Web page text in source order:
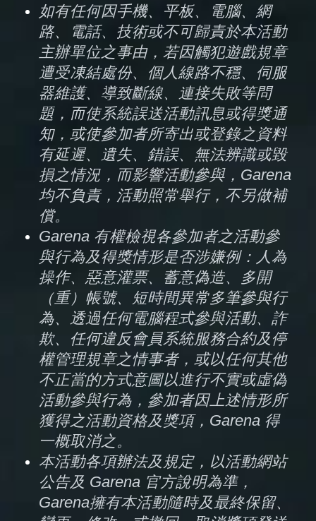
如有任何因手機、平板、電腦、網
路、電話、技術或不可歸責於本活動
主辦單位之事由，若因觸犯遊戲規章
遭受凍結處份、個人線路不穩、伺服
器維護、導致斷線、連接失敗等問
題，而使系統誤送活動訊息或得獎通
知，或使參加者所寄出或登錄之資料
有延遲、遺失、錯誤、無法辨識或毀
損之情況，而影響活動參與，Garena
均不負責，活動照常舉行，不另做補
償。
Garena 有權檢視各參加者之活動參
與行為及得獎情形是否涉嫌例：人為
操作、惡意灌票、蓄意偽造、多開
（重）帳號、短時間異常多筆參與行
為、透過任何電腦程式參與活動、詐
欺、任何違反會員系統服務合約及停
權管理規章之情事者，或以任何其他
不正當的方式意圖以進行不實或虛偽
活動參與行為，參加者因上述情形所
獲得之活動資格及獎項，Garena 得
一概取消之。
本活動各項辦法及規定，以活動網站
公告及 Garena 官方說明為準，
Garena擁有本活動隨時及最終保留、